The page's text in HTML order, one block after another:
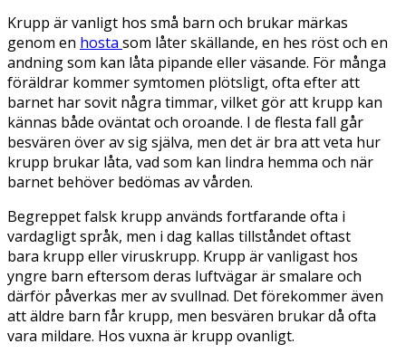
Krupp är vanligt hos små barn och brukar märkas
genom en hosta som låter skällande, en hes röst och en
andning som kan låta pipande eller väsande. För många
föräldrar kommer symtomen plötsligt, ofta efter att
barnet har sovit några timmar, vilket gör att krupp kan
kännas både oväntat och oroande. I de flesta fall går
besvären över av sig själva, men det är bra att veta hur
krupp brukar låta, vad som kan lindra hemma och när
barnet behöver bedömas av vården.
Begreppet falsk krupp används fortfarande ofta i
vardagligt språk, men i dag kallas tillståndet oftast
bara krupp eller viruskrupp. Krupp är vanligast hos
yngre barn eftersom deras luftvägar är smalare och
därför påverkas mer av svullnad. Det förekommer även
att äldre barn får krupp, men besvären brukar då ofta
vara mildare. Hos vuxna är krupp ovanligt.